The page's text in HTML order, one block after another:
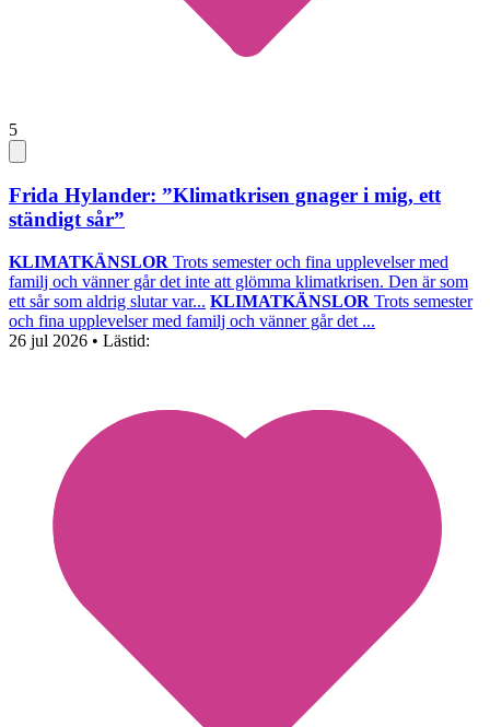
5
Frida Hylander: ”Klimatkrisen gnager i mig, ett
ständigt sår”
KLIMATKÄNSLOR Trots semester och fina upplevelser med
familj och vänner går det inte att glömma klimatkrisen. Den är som
ett sår som aldrig slutar var... KLIMATKÄNSLOR Trots semester
och fina upplevelser med familj och vänner går det ...
26 jul 2026 • Lästid: